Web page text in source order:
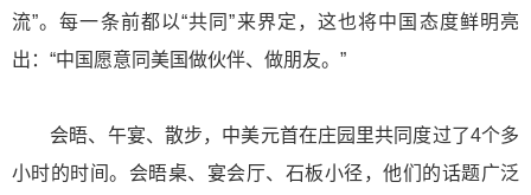
流”。每一条前都以“共同”来界定，这也将中国态度鲜明亮
出：“中国愿意同美国做伙伴、做朋友。”
会晤、午宴、散步，中美元首在庄园里共同度过了4个多
小时的时间。会晤桌、宴会厅、石板小径，他们的话题广泛